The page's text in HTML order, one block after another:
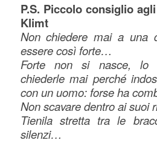
P.S. Piccolo consiglio
Klimt
Non chiedere mai a una
essere così forte…
Forte non si nasce, lo
chiederle mai perché
con un uomo: forse ha
Non scavare dentro ai suoi
Tienila stretta tra le
silenzi…